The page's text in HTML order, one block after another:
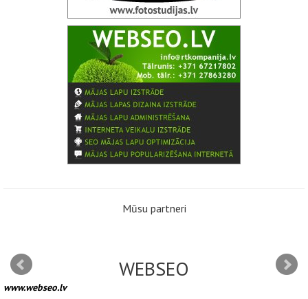
Mūsu partneri
WEBSEO
www.webseo.lv